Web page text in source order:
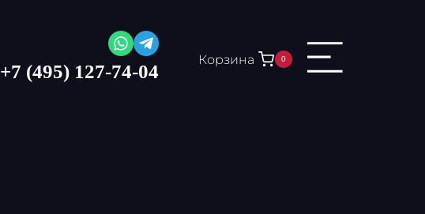
+7 (495) 127-74-04
Корзина 0